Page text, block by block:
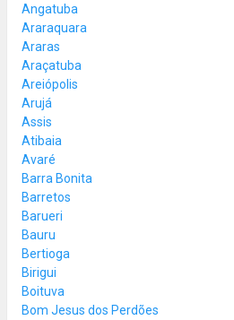
Angatuba
Araraquara
Araras
Araçatuba
Areiópolis
Arujá
Assis
Atibaia
Avaré
Barra Bonita
Barretos
Barueri
Bauru
Bertioga
Birigui
Boituva
Bom Jesus dos Perdões